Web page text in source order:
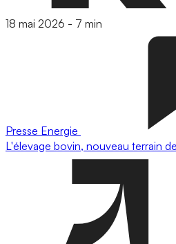
18 mai 2026 - 7 min
Presse Energie
L'élevage bovin, nouveau terrain